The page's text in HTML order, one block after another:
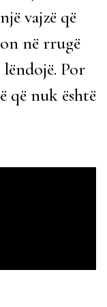
vajzë që
në rrugë
Por
që nuk është